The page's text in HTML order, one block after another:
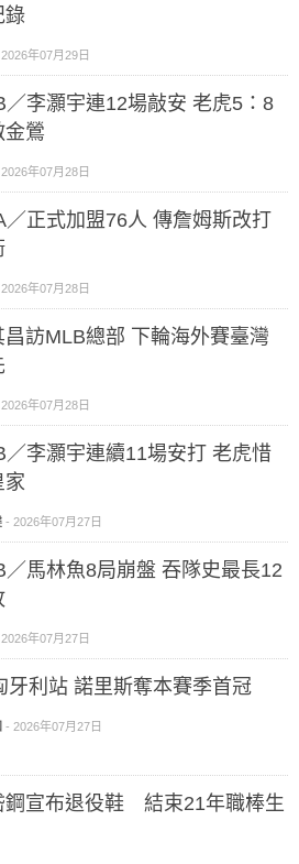
錄
2026年07月29日
／李灝宇連12場敲安 老虎5：8
金鶯
2026年07月28日
／正式加盟76人 傳詹姆斯改打
2026年07月28日
昌訪MLB總部 下輪海外賽臺灣
2026年07月28日
／李灝宇連續11場安打 老虎惜
家
- 2026年07月27日
／馬林魚8局崩盤 吞隊史最長12
2026年07月27日
牙利站 諾里斯奪本賽季首冠
- 2026年07月27日
鋼宣布退役鞋 結束21年職棒生